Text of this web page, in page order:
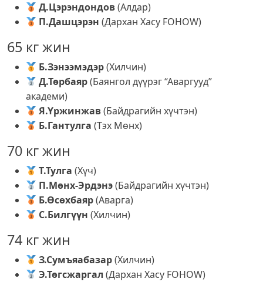
Д.Цэрэндондов(Алдар)
П.Дашцэрэн (Дархан Хасу FOHOW)
65 кг жин
Б.Зэнээмэдэр(Хилчин)
Д.Төрбаяр(Баянгол дүүрэг “Аваргууд”
академи)
Я.Үржинжав(Байдрагийн хүчтэн)
Б.Гантулга (Тэх Мөнх)
70 кг жин
Т.Тулга (Хүч)
П.Мөнх-Эрдэнэ(Байдрагийн хүчтэн)
Б.Өсөхбаяр(Аварга)
С.Билгүүн (Хилчин)
74 кг жин
З.Сумъяабазар(Хилчин)
Э.Төгсжаргал (Дархан Хасу FOHOW)